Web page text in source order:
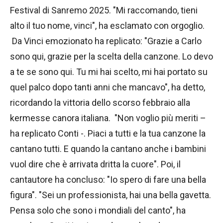
Festival di Sanremo 2025. "Mi raccomando, tieni
alto il tuo nome, vinci", ha esclamato con orgoglio.
Da Vinci emozionato ha replicato: "Grazie a Carlo
sono qui, grazie per la scelta della canzone. Lo devo
a te se sono qui. Tu mi hai scelto, mi hai portato su
quel palco dopo tanti anni che mancavo", ha detto,
ricordando la vittoria dello scorso febbraio alla
kermesse canora italiana. "Non voglio più meriti –
ha replicato Conti -. Piaci a tutti e la tua canzone la
cantano tutti. E quando la cantano anche i bambini
vuol dire che è arrivata dritta la cuore". Poi, il
cantautore ha concluso: "Io spero di fare una bella
figura". "Sei un professionista, hai una bella gavetta.
Pensa solo che sono i mondiali del canto", ha